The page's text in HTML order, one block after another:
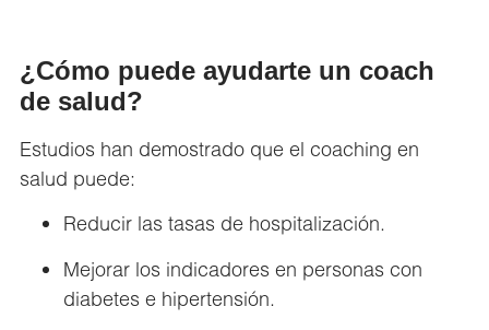
¿Cómo puede ayudarte un coach
de salud?
Estudios han demostrado que el coaching en
salud puede:
Reducir las tasas de hospitalización.
Mejorar los indicadores en personas con
diabetes e hipertensión.